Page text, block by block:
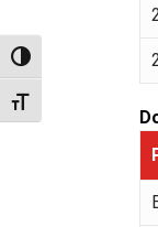
Alternar alto
Alternar tamanho da